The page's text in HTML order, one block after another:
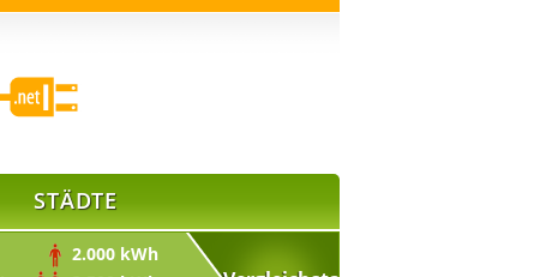
STÄDTE
2.000 kWh